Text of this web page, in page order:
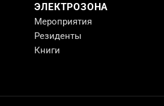
ЭЛЕКТРОЗОНА
Мероприятия
Резиденты
Книги